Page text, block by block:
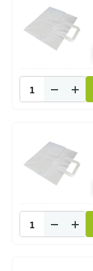
Medium
26x17x26cm
250
Stuks
Tas
Snacktas
32x17x28cm
300
Stuks
Tas
Snacktas